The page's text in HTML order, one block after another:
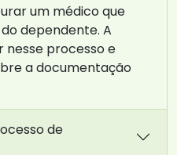
um médico que
dependente. A
nesse processo e
a documentação
de